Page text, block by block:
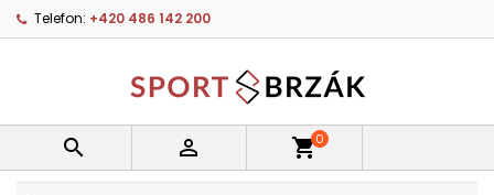
Telefon: +420 486 142 200
  shopping_cart0